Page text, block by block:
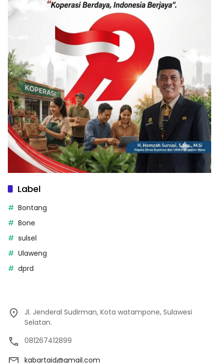
Label
Bontang
Bone
sulsel
Ulaweng
dprd
Jl. Jenderal Sudirman, Kota watampone, Sulawesi
Selatan.
081267412899
kabartaid@gmail.com